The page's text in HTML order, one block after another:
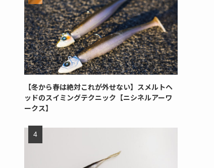
【冬から春は絶対これが外せない】スメルトヘ
ッドのスイミングテクニック【ニシネルアーワ
ークス】